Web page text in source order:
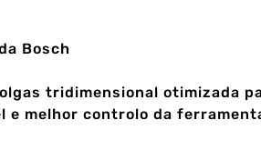
Bosch
tridimensional otimizada
e melhor controlo da